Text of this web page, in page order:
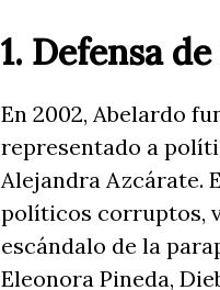
1. Defensa
En 2002, Abelardo
representado a
Alejandra Azcárate.
políticos corruptos,
escándalo de la
Eleonora Pineda,